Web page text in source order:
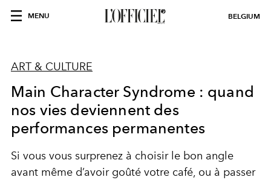
MENU BELGIUM
ART & CULTURE
Main Character Syndrome : quand
nos vies deviennent des
performances permanentes
Si vous vous surprenez à choisir le bon angle
avant même d’avoir goûté votre café, ou à passer